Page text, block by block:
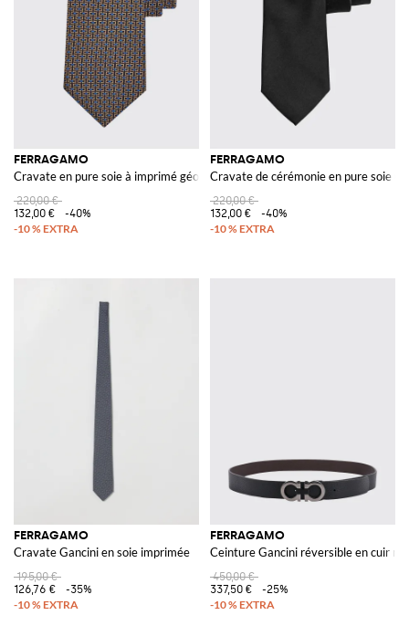
FERRAGAMO
Cravate en pure soie à imprimé géométrique abstrait
220,00 €
132,00 €
-40%
FERRAGAMO
Cravate de cérémonie en pure soie
220,00 €
132,00 €
-40%
FERRAGAMO
Cravate Gancini en soie imprimée
195,00 €
126,76 €
-35%
FERRAGAMO
Ceinture Gancini réversible en cuir
450,00 €
337,50 €
-25%